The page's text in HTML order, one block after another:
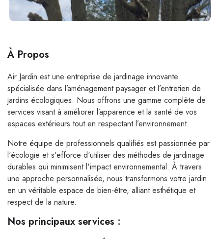
À Propos
Air Jardin est une entreprise de jardinage innovante
spécialisée dans l’aménagement paysager et l’entretien de
jardins écologiques. Nous offrons une gamme complète de
services visant à améliorer l’apparence et la santé de vos
espaces extérieurs tout en respectant l’environnement.
Notre équipe de professionnels qualifiés est passionnée par
l'écologie et s'efforce d'utiliser des méthodes de jardinage
durables qui minimisent l'impact environnemental. À travers
une approche personnalisée, nous transformons votre jardin
en un véritable espace de bien-être, alliant esthétique et
respect de la nature.
Nos principaux services :